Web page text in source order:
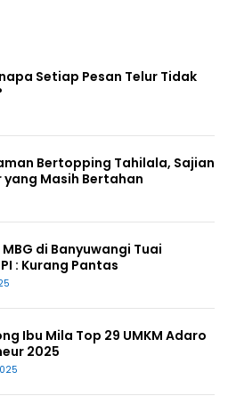
Setiap Pesan Telur Tidak
Bertopping Tahilala, Sajian
yang Masih Bertahan
di Banyuwangi Tuai
: Kurang Pantas
Ibu Mila Top 29 UMKM Adaro
2025